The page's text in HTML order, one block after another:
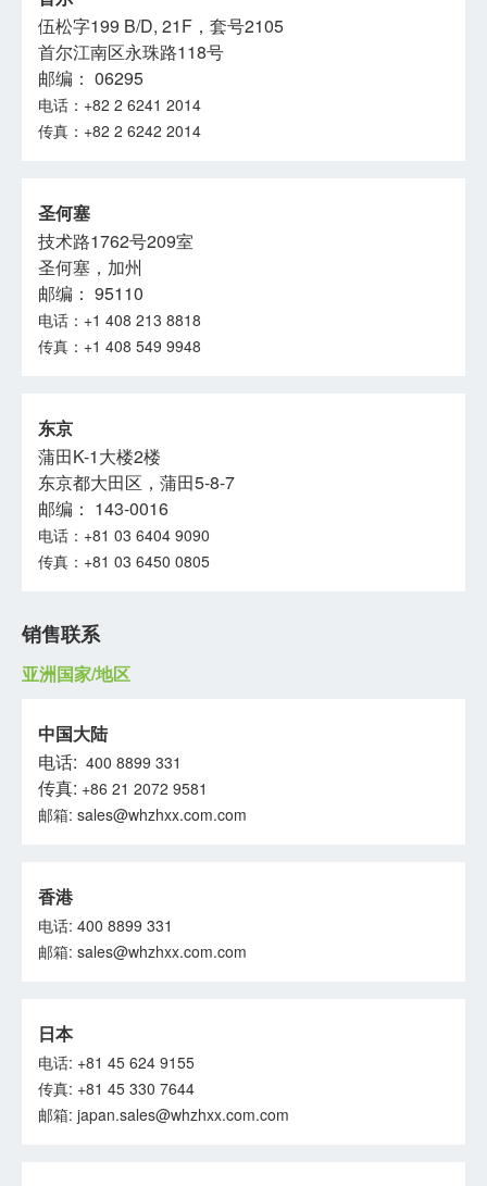
伍松字199 B/D, 21F，套号2105
首尔江南区永珠路118号
邮编： 06295
电话：+82 2 6241 2014
传真：+82 2 6242 2014
圣何塞
技术路1762号209室
圣何塞，加州
邮编： 95110
电话：+1 408 213 8818
传真：+1 408 549 9948
东京
蒲田K-1大楼2楼
东京都大田区，蒲田5-8-7
邮编： 143-0016
电话：+81 03 6404 9090
传真：+81 03 6450 0805
销售联系
亚洲国家/地区
中国大陆
电话: 400 8899 331
传真: +86 21 2072 9581
邮箱: sales@whzhxx.com.com
香港
电话: 400 8899 331
邮箱: sales@whzhxx.com.com
日本
电话: +81 45 624 9155
传真: +81 45 330 7644
邮箱: japan.sales@whzhxx.com.com